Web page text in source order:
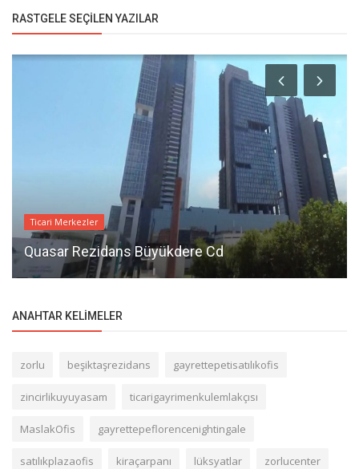
RASTGELE SEÇILEN YAZILAR
Ticari Merkezler
Quasar Rezidans Büyükdere Cd
ANAHTAR KELIMELER
zorlu beşiktaşrezidans gayrettepetisatılıkofis
zincirlikuyuyasam ticarigayrimenkulemlakçısı
MaslakOfis gayrettepeflorencenightingale
satılıkplazaofis kiraçarpanı lüksyatlar zorlucenter